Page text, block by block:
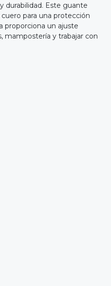
durabilidad. Este guante
para una protección
proporciona un ajuste
mampostería y trabajar con